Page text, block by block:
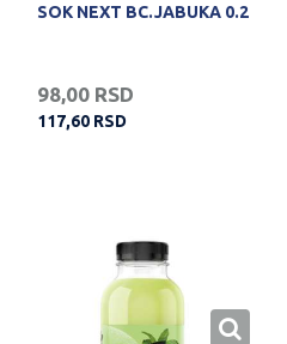
SOK NEXT BC.JABUKA 0.2
98,00 RSD
117,60 RSD